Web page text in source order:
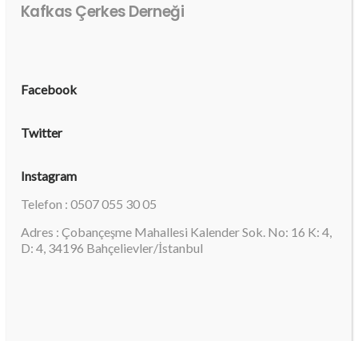
Kafkas Çerkes Derneği
Facebook
Twitter
Instagram
Telefon : 0507 055 30 05
Adres : Çobançeşme Mahallesi Kalender Sok. No: 16 K: 4,
D: 4, 34196 Bahçelievler/İstanbul